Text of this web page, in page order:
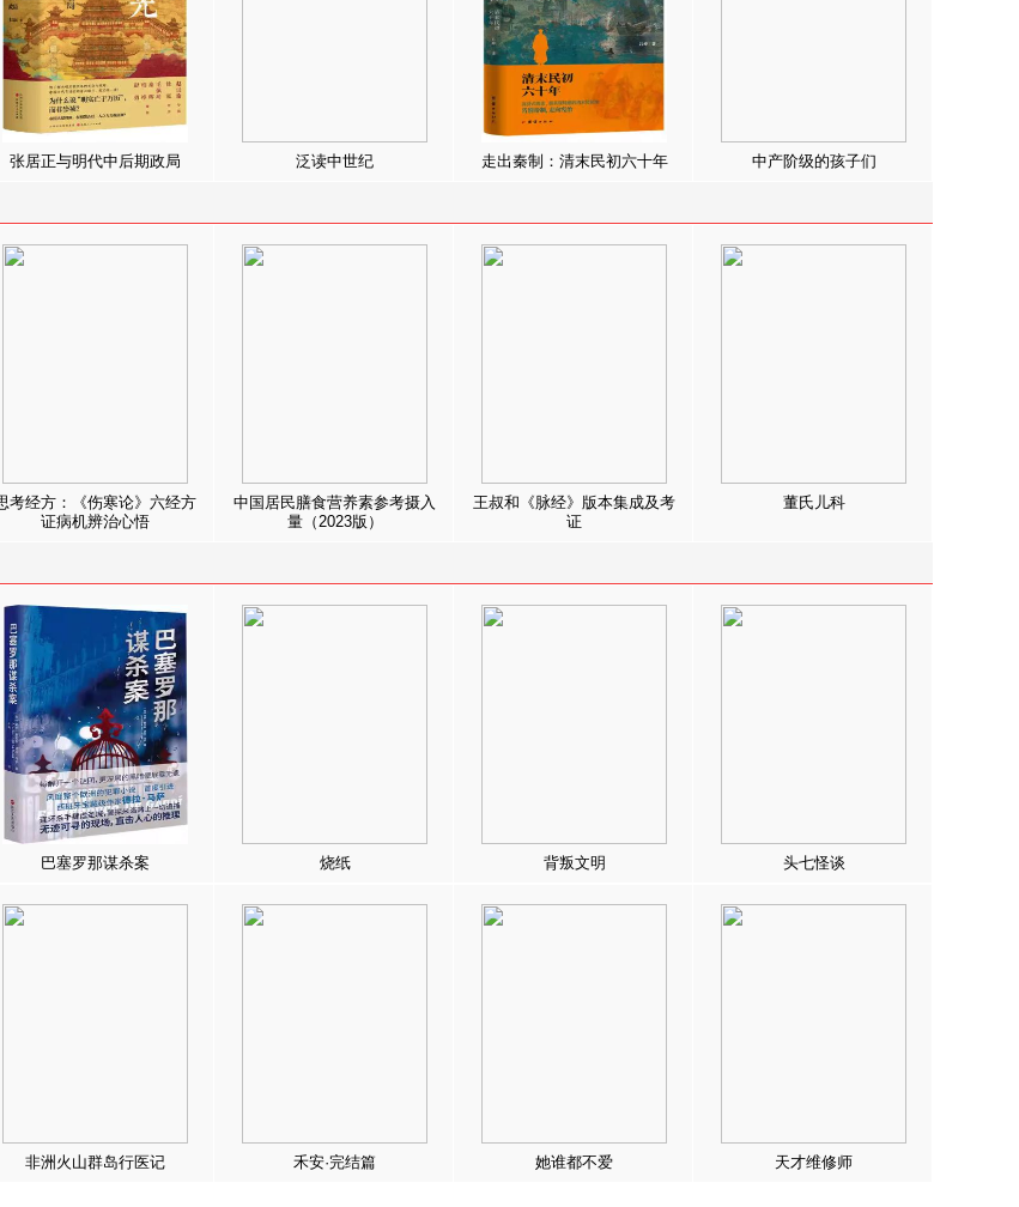
张居正与明代中后期政局 泛读中世纪 走出秦制：清末民初六十年 中产阶级的孩子们
考经方：《伤寒论》六经方
证病机辨治心悟
中国居民膳食营养素参考摄入
量（2023版）
王叔和《脉经》版本集成及考
证
董氏儿科
巴塞罗那谋杀案 烧纸 背叛文明 头七怪谈
非洲火山群岛行医记 禾安·完结篇 她谁都不爱 天才维修师